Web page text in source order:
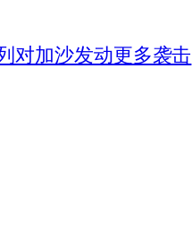
对加沙发动更多袭击